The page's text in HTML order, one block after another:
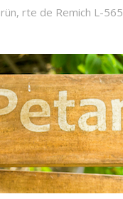
rte de Remich L-